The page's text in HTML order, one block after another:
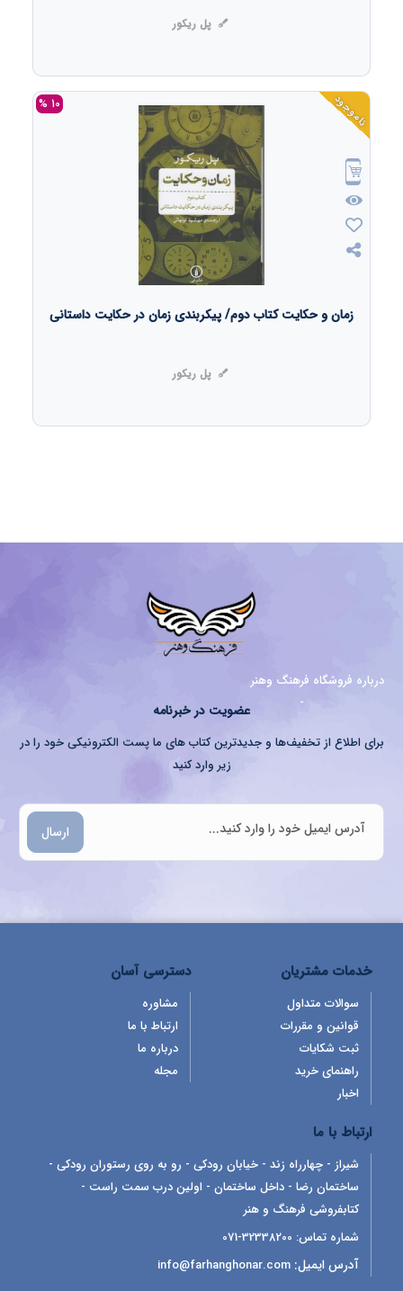
پل ریکور
ناموجود 10 %
زمان و حکایت کتاب دوم/ پیکربندی زمان در حکایت داستانی
پل ریکور
درباره فروشگاه فرهنگ وهنر
عضویت در خبرنامه
برای اطلاع از تخفیف‌ها و جدیدترین کتاب های ما پست الکترونیکی خود را در
زیر وارد کنید
ارسال
خدمات مشتریان
سوالات متداول
قوانین و مقررات
ثبت شکایات
راهنمای خرید
اخبار
دسترسی آسان
مشاوره
ارتباط با ما
درباره ما
مجله
ارتباط با ما
شیراز - چهارراه زند - خیابان رودکی - رو به روی رستوران رودکی -
ساختمان رضا - داخل ساختمان - اولین درب سمت راست -
کتابفروشی فرهنگ و هنر
شماره تماس: 32338200-071
آدرس ایمیل: info@farhanghonar.com